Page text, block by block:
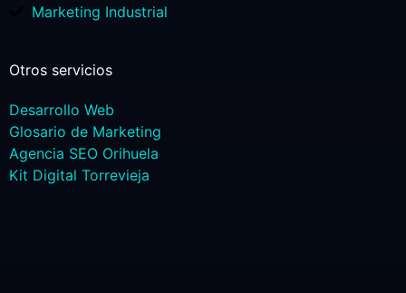
Otros servicios
Desarrollo Web
Glosario de Marketing
Agencia SEO Orihuela
Kit Digital Torrevieja
Marketing Industrial